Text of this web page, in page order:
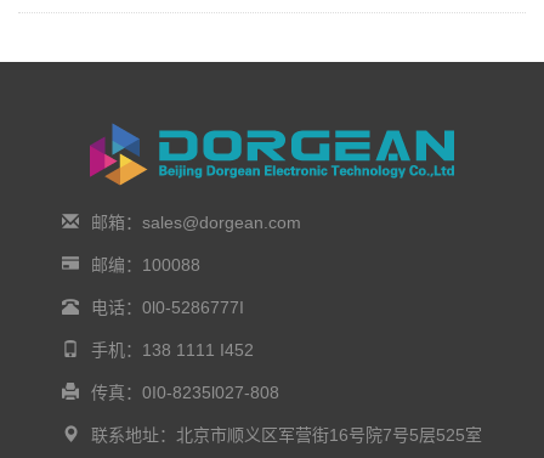
邮箱：sales@dorgean.com
邮编：100088
电话：0l0-5286777I
手机：138 1111 I452
传真：0I0-8235l027-808
联系地址：北京市顺义区军营街16号院7号5层525室